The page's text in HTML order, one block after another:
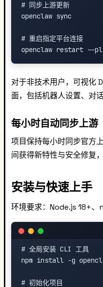
# 同步上游更新
openclaw sync
# 重启指定平台连接
对于非技术用户，可视化
面，包括机器人设置、对
每小时自动同步上游
项目保持每小时同步官方
间获得新特性与安全修复
安装与快速上手
环境要求：Node.js 18+
# 全局安装 CLI 工具
npm install -g
# 初始化项目